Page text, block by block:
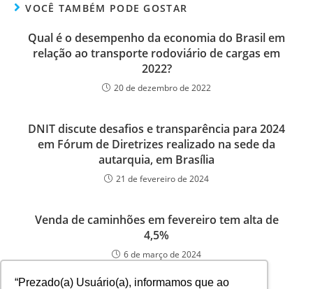
“Prezado(a) Usuário(a), informamos que ao
VOCÊ TAMBÉM PODE GOSTAR
Qual é o desempenho da economia do Brasil em
relação ao transporte rodoviário de cargas em
2022?
20 de dezembro de 2022
DNIT discute desafios e transparência para 2024
em Fórum de Diretrizes realizado na sede da
autarquia, em Brasília
21 de fevereiro de 2024
Venda de caminhões em fevereiro tem alta de
4,5%
6 de março de 2024